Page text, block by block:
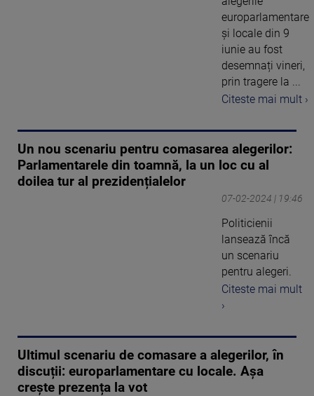
europarlamentare
și locale din 9
iunie au fost
desemnați vineri,
prin tragere la ...
Citeste mai mult ›
Un nou scenariu pentru comasarea alegerilor:
Parlamentarele din toamnă, la un loc cu al
doilea tur al prezidențialelor
07-02-2024 | 19:46
Politicienii
lansează încă
un scenariu
pentru alegeri.
Citeste mai mult
›
Ultimul scenariu de comasare a alegerilor, în
discuții: europarlamentare cu locale. Așa
crește prezența la vot